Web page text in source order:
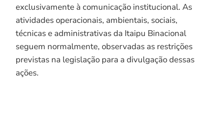
exclusivamente à comunicação institucional. As
atividades operacionais, ambientais, sociais,
técnicas e administrativas da Itaipu Binacional
seguem normalmente, observadas as restrições
previstas na legislação para a divulgação dessas
ações.